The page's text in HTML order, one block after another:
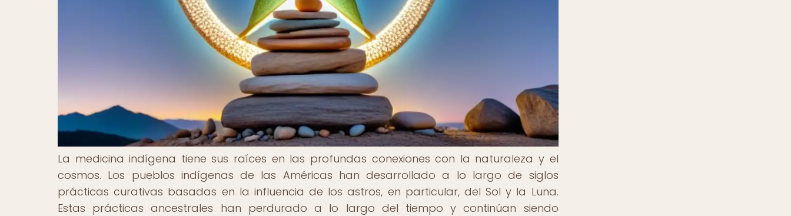
La medicina indígena tiene sus raíces en las profundas conexiones con la naturaleza y el
cosmos. Los pueblos indígenas de las Américas han desarrollado a lo largo de siglos
prácticas curativas basadas en la influencia de los astros, en particular, del Sol y la Luna.
Estas prácticas ancestrales han perdurado a lo largo del tiempo y continúan siendo